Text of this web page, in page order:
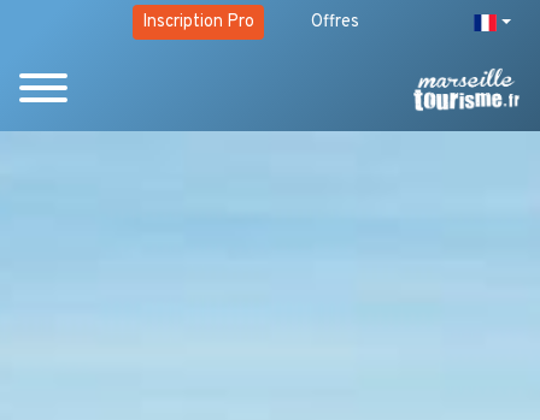
Inscription Pro Offres